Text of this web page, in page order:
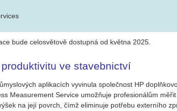
bude ce­lo­svě­to­vě do­stup­ná od květ­na 2025.
ve stavebnictví
apli­ka­cích vy­vi­nu­la spo­leč­nost HP
Me­a­su­re­ment Ser­vi­ce umožňuje pro­fe­si­o­ná­lům
na její po­vrch, čímž eli­mi­nu­je po­tře­bu ex­ter­ní­ho